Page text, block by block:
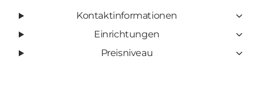
Kontaktinformationen
Einrichtungen
Preisniveau